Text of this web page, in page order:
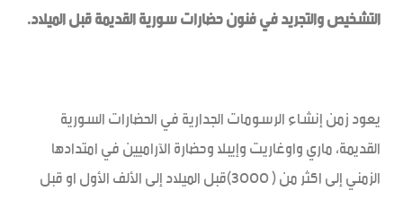
التشخيص والتجريد في فنون حضارات سورية القديمة قبل الميلاد.
يعود زمن إنشاء الرسومات الجدارية في الحضارات السورية
القديمة، ماري واوغاريت وإيبلا وحضارة الآراميين في امتدادها
الزمني إلى اكثر من ( 3000)قبل الميلاد إلى الألف الأول او قبل